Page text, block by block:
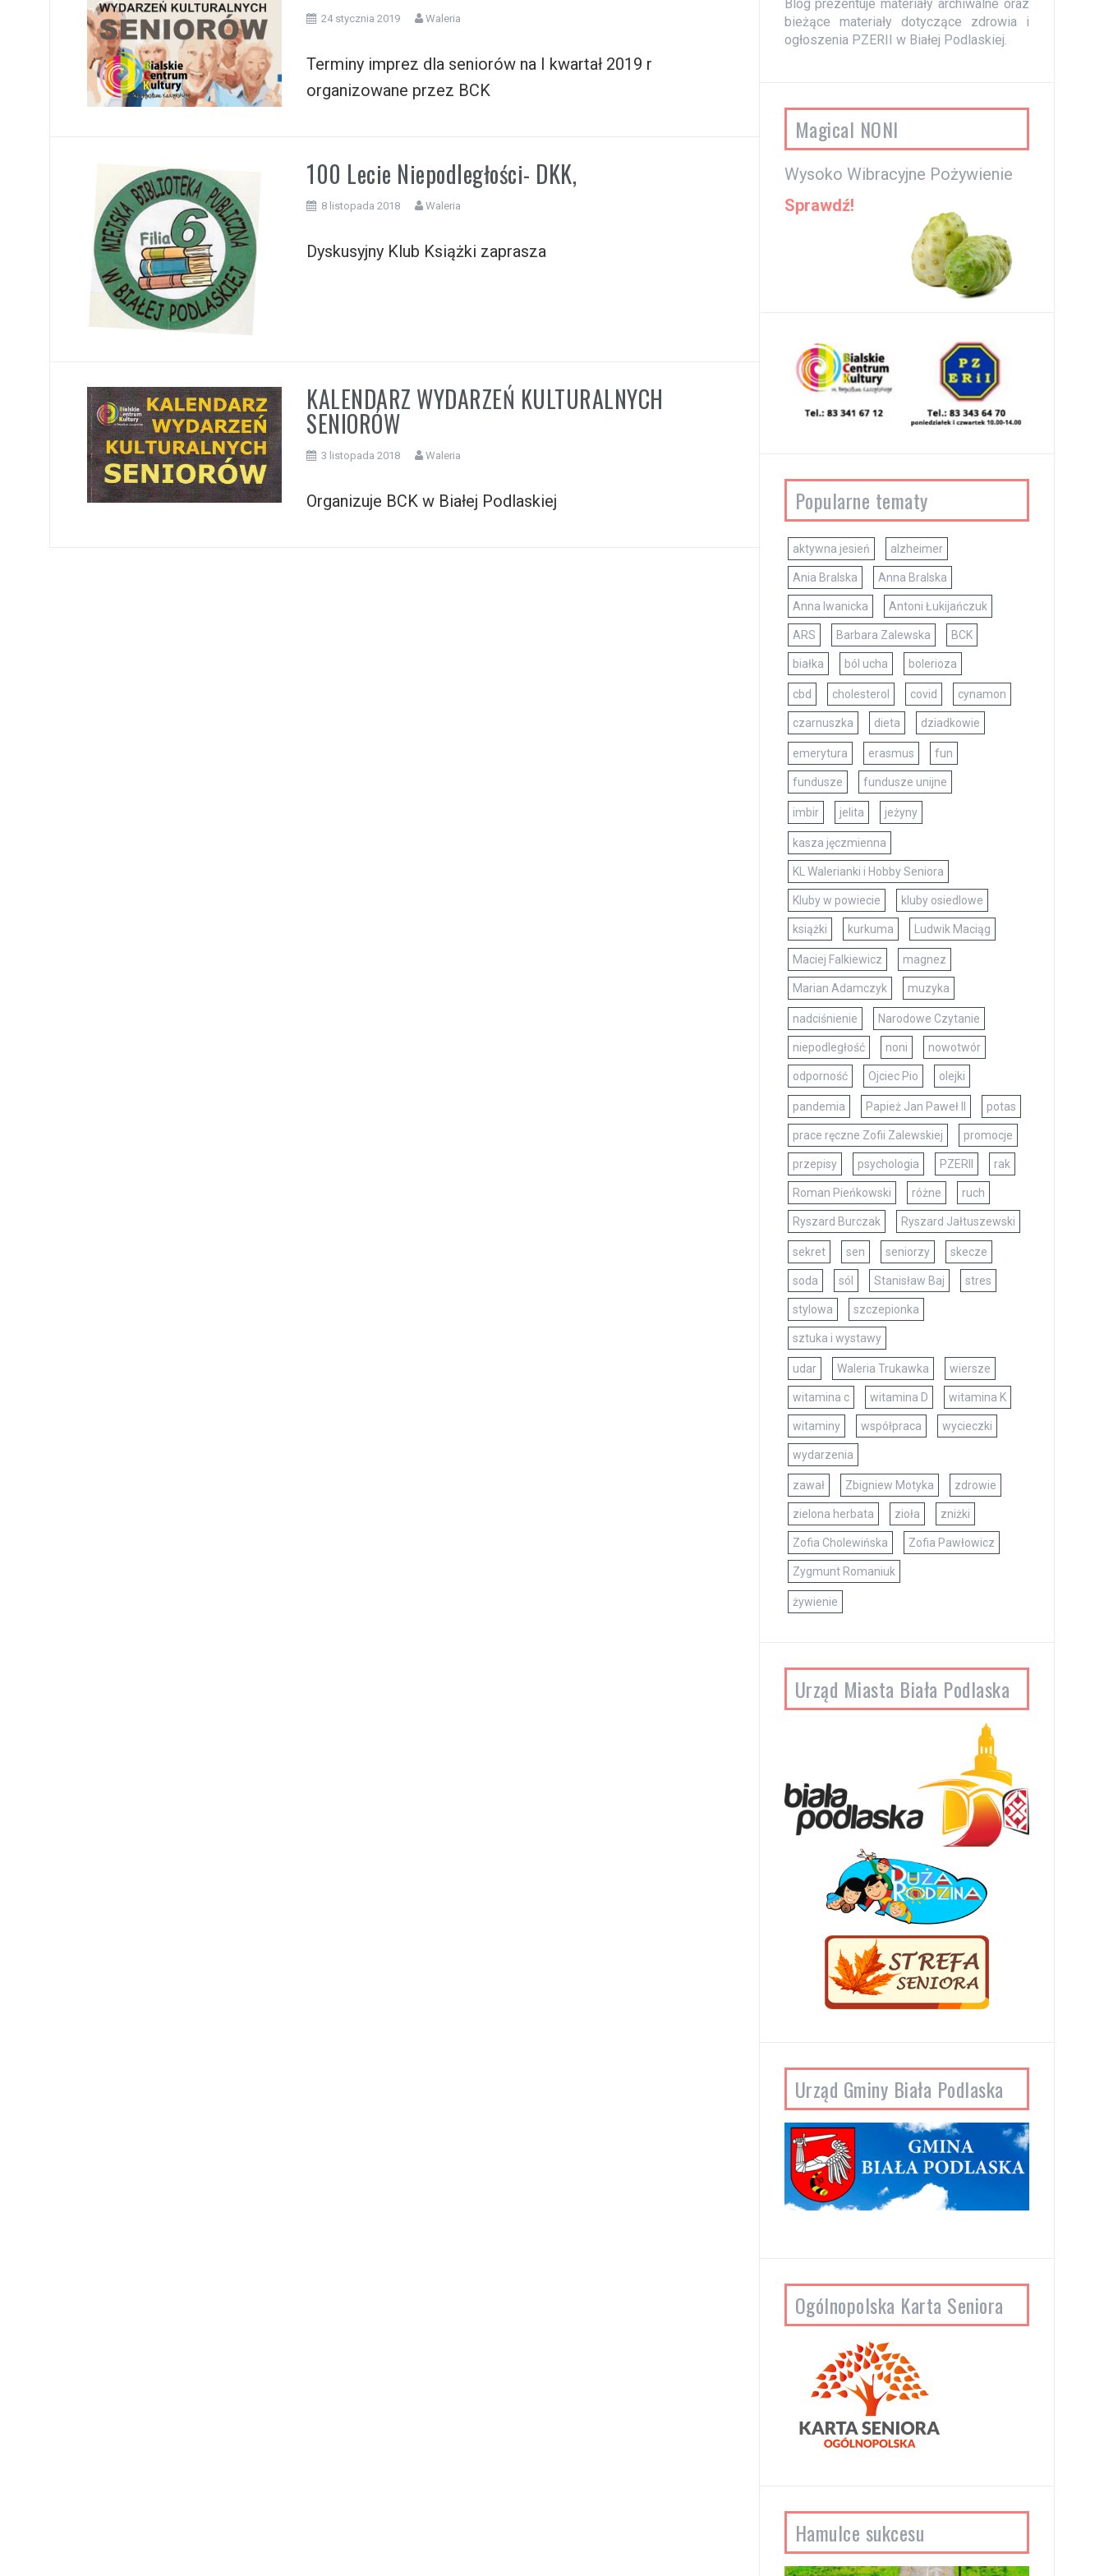
24 stycznia 2019 Waleria
Terminy imprez dla seniorów na I kwartał 2019 r
organizowane przez BCK
100 Lecie Niepodległości- DKK,
8 listopada 2018 Waleria
Dyskusyjny Klub Książki zaprasza
KALENDARZ WYDARZEŃ KULTURALNYCH
SENIORÓW
3 listopada 2018 Waleria
Organizuje BCK w Białej Podlaskiej
Blog prezentuje materiały archiwalne oraz
bieżące materiały dotyczące zdrowia i
ogłoszenia PZERII w Białej Podlaskiej.
Magical NONI
Wysoko Wibracyjne Pożywienie
Sprawdź!
Popularne tematy
aktywna jesień alzheimer
Ania Bralska Anna Bralska
Anna Iwanicka Antoni Łukijańczuk
ARS Barbara Zalewska BCK
białka ból ucha bolerioza
cbd cholesterol covid cynamon
czarnuszka dieta dziadkowie
emerytura erasmus fun
fundusze fundusze unijne
imbir jelita jeżyny
kasza jęczmienna
KL Walerianki i Hobby Seniora
Kluby w powiecie kluby osiedlowe
książki kurkuma Ludwik Maciąg
Maciej Falkiewicz magnez
Marian Adamczyk muzyka
nadciśnienie Narodowe Czytanie
niepodległość noni nowotwór
odporność Ojciec Pio olejki
pandemia Papież Jan Paweł II potas
prace ręczne Zofii Zalewskiej promocje
przepisy psychologia PZERII rak
Roman Pieńkowski różne ruch
Ryszard Burczak Ryszard Jałtuszewski
sekret sen seniorzy skecze
soda sól Stanisław Baj stres
stylowa szczepionka
sztuka i wystawy
udar Waleria Trukawka wiersze
witamina c witamina D witamina K
witaminy współpraca wycieczki
wydarzenia
zawał Zbigniew Motyka zdrowie
zielona herbata zioła zniżki
Zofia Cholewińska Zofia Pawłowicz
Zygmunt Romaniuk
żywienie
Urząd Miasta Biała Podlaska
Urząd Gminy Biała Podlaska
Ogólnopolska Karta Seniora
Hamulce sukcesu